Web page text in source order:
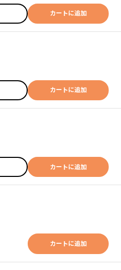
カートに追加
カートに追加
カートに追加
カートに追加